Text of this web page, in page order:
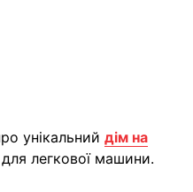
унікальний дім на
легкової машини.